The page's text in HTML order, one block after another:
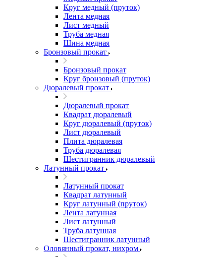
Круг медный (пруток)
Лента медная
Лист медный
Труба медная
Шина медная
Бронзовый прокат
Бронзовый прокат
Круг бронзовый (пруток)
Дюралевый прокат
Дюралевый прокат
Квадрат дюралевый
Круг дюралевый (пруток)
Лист дюралевый
Плита дюралевая
Труба дюралевая
Шестигранник дюралевый
Латунный прокат
Латунный прокат
Квадрат латунный
Круг латунный (пруток)
Лента латунная
Лист латунный
Труба латунная
Шестигранник латунный
Оловянный прокат, нихром